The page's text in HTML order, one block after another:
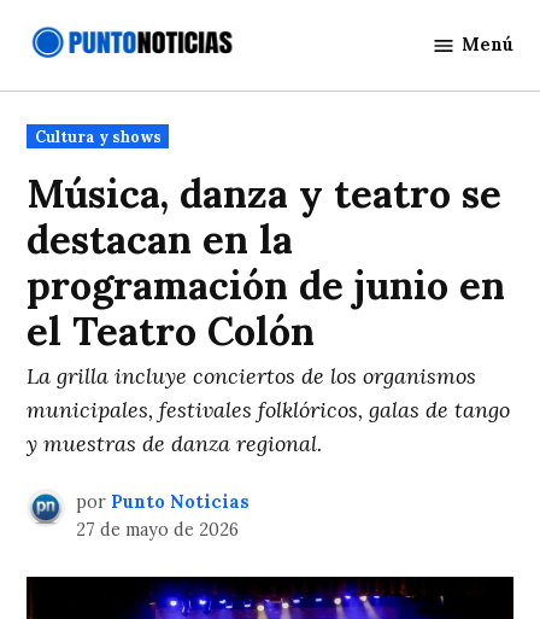
Noticias
Menú
Publicado
en
Cultura y shows
Música, danza y teatro se
destacan en la
programación de junio en
el Teatro Colón
La grilla incluye conciertos de los organismos
municipales, festivales folklóricos, galas de tango
y muestras de danza regional.
por Punto Noticias
27 de mayo de 2026